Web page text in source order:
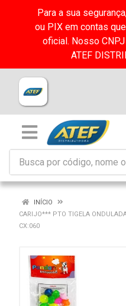
Para a sua
ou PIX em contas
oficial. Nosso
ATEF
INÍCIO
CARIJO*** PTO TIGELA
CX:060